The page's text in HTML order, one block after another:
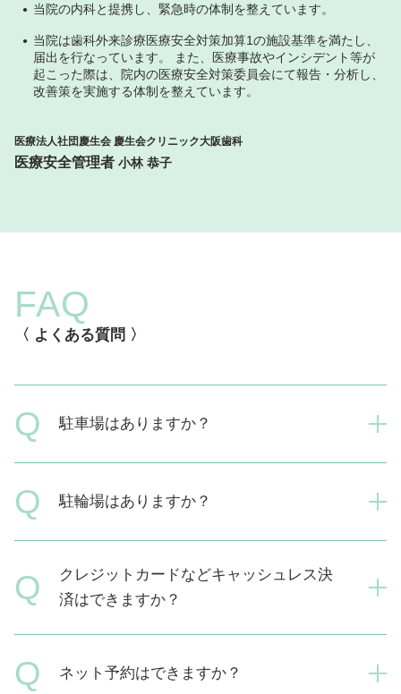
当院の内科と提携し、緊急時の体制を整えています。
当院は歯科外来診療医療安全対策加算1の施設基準を満たし、
届出を行なっています。
また、医療事故やインシデント等が
起こった際は、院内の医療安全対策委員会にて報告・分析し、
改善策を実施する体制を整えています。
医療法人社団慶生会 慶生会クリニック大阪歯科
医療安全管理者 小林 恭子
FAQ
〈 よくある質問 〉
Q 駐車場はありますか？
A ありません。近隣のパーキングなどをご利用ください。
Q 駐輪場はありますか？
A 1階にあります。黄色の枠内にお停めください。
Q
クレジットカードなどキャッシュレス決
済はできますか？
A 現金のみでの支払いとなります。
Q ネット予約はできますか？